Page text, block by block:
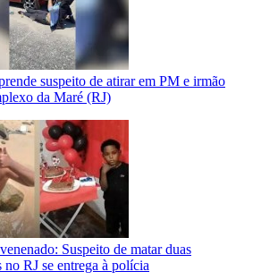
suspeito de atirar em PM e irmão
da Maré (RJ)
Suspeito de matar duas
no RJ se entrega à polícia